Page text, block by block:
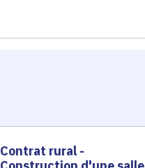
Contrat rural -